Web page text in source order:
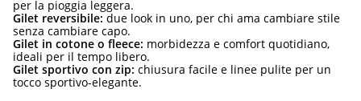
per la pioggia leggera.
Gilet reversibile: due look in uno, per chi ama cambiare stile
senza cambiare capo.
Gilet in cotone o fleece: morbidezza e comfort quotidiano,
ideali per il tempo libero.
Gilet sportivo con zip: chiusura facile e linee pulite per un
tocco sportivo-elegante.